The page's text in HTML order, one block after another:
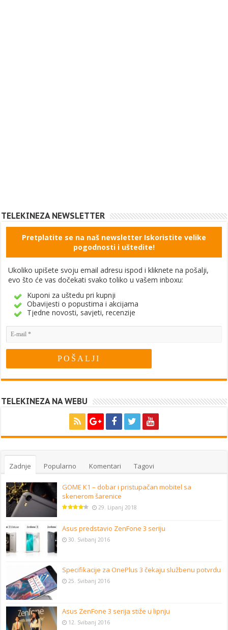
TELEKINEZA NEWSLETTER
Pretplatite se na naš newsletter Iskoristite velike
pogodnosti i uštedite!
Ukoliko upišete svoju email adresu ispod i kliknete na pošalji,
evo što će vas dočekati svako toliko u vašem inboxu:
Kuponi za uštedu pri kupnji
Obavijesti o popustima i akcijama
Tjedne novosti, savjeti, recenzije
TELEKINEZA NA WEBU
Zadnje Popularno Komentari Tagovi
GOME K1 – dobar i pristupačan mobitel sa
skenerom šarenice
29. Lipanj 2018
Asus predstavio ZenFone 3 seriju
30. Svibanj 2016
Specifikacije za OnePlus 3 čekaju službenu potvrdu
25. Svibanj 2016
Asus ZenFone 3 serija stiže u lipnju
12. Svibanj 2016